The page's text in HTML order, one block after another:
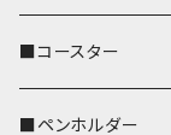
鹿
ペンギン
■コースター
■ペンホルダー